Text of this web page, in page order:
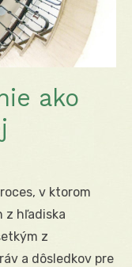
ako
v ktorom
z hľadiska
z
a dôsledkov pre